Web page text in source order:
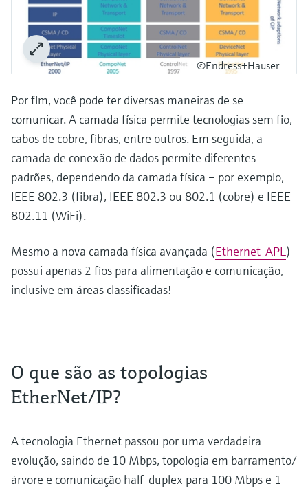
©Endress+Hauser
Por fim, você pode ter diversas maneiras de se
comunicar. A camada física permite tecnologias sem fio,
cabos de cobre, fibras, entre outros. Em seguida, a
camada de conexão de dados permite diferentes
padrões, dependendo da camada física – por exemplo,
IEEE 802.3 (fibra), IEEE 802.3 ou 802.1 (cobre) e IEEE
802.11 (WiFi).
Mesmo a nova camada física avançada (Ethernet-APL)
possui apenas 2 fios para alimentação e comunicação,
inclusive em áreas classificadas!
O que são as topologias
EtherNet/IP?
A tecnologia Ethernet passou por uma verdadeira
evolução, saindo de 10 Mbps, topologia em barramento/
árvore e comunicação half-duplex para 100 Mbps e 1